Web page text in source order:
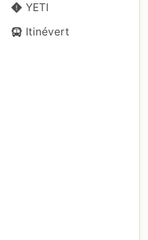
YETI
Itinévert